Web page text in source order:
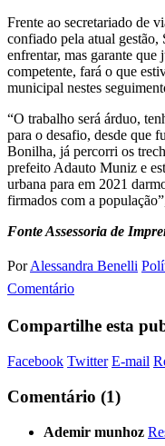
Frente ao secretariado de
confiado pela atual gestão,
enfrentar, mas garante que
competente, fará o que
municipal nestes
“O trabalho será árduo,
para o desafio, desde que
Bonilha, já percorri os
prefeito Adauto Muniz e
urbana para em 2021
firmados com a
Fonte Assessoria de
Por Alessandra Benelli
Comentário
Compartilhe esta
Facebook Twitter E-mail
Comentário (1)
Ademir munhoz